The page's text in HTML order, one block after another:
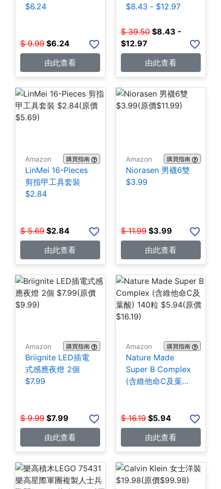
$6.24
$ 9.99 $6.24
由此查看
$8.43 - $12.97
$ 39.50 $8.43 -
$12.97
由此查看
Amazon 購買指南
LinMei 16-Pieces
剪指甲工具套裝
$2.84
$ 5.69 $2.84
由此查看
Amazon 購買指南
Niorasen 男襪6雙
$3.99
$ 11.99 $3.99
由此查看
Amazon 購買指南
Briignite LED插電
式感應夜燈 2個
$7.99
$ 9.99 $7.99
由此查看
Amazon 購買指南
Nature Made
Super B Complex
(含維他命C及葉酸)
$ 16.19 $5.94
由此查看